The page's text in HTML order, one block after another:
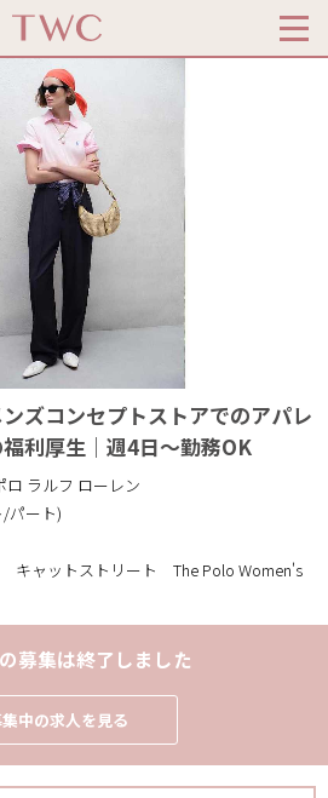
ンズコンセプトストアでのアパレ
利厚生｜週4日～勤務OK
ロ ラルフ ローレン
パート)
ャットストリート The Polo Women's
募集は終了しました
中の求人を見る